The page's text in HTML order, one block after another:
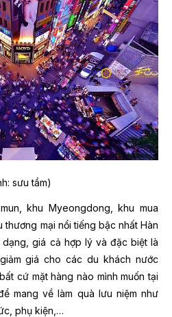
sưu tầm)
khu Myeongdong, khu mua
thương mại nổi tiếng bậc nhất Hàn
giá cả hợp lý và đặc biệt là
giá cho các du khách nước
cứ mặt hàng nào mình muốn tại
mang về làm quà lưu niệm như
phụ kiện,…